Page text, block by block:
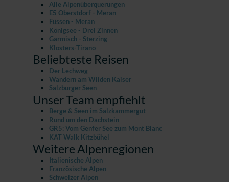
Alle Alpenüberquerungen
E5 Oberstdorf - Meran
Füssen - Meran
Königsee - Drei Zinnen
Garmisch - Sterzing
Klosters-Tirano
Beliebteste Reisen
Der Lechweg
Wandern am Wilden Kaiser
Salzburger Seen
Unser Team empfiehlt
Berge & Seen im Salzkammergut
Rund um den Dachstein
GR5: Vom Genfer See zum Mont Blanc
KAT Walk Kitzbühel
Weitere Alpenregionen
Italienische Alpen
Französische Alpen
Schweizer Alpen